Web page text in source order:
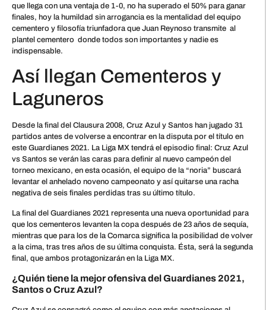
que llega con una ventaja de 1-0, no ha superado el 50% para ganar
finales, hoy la humildad sin arrogancia es la mentalidad del equipo
cementero y filosofía triunfadora que Juan Reynoso transmite al
plantel cementero donde todos son importantes y nadie es
indispensable.
Así llegan Cementeros y
Laguneros
Desde la final del Clausura 2008, Cruz Azul y Santos han jugado 31
partidos antes de volverse a encontrar en la disputa por el título en
este Guardianes 2021. La Liga MX tendrá el episodio final: Cruz Azul
vs Santos se verán las caras para definir al nuevo campeón del
torneo mexicano, en esta ocasión, el equipo de la “noria” buscará
levantar el anhelado noveno campeonato y así quitarse una racha
negativa de seis finales perdidas tras su último título.
La final del Guardianes 2021 representa una nueva oportunidad para
que los cementeros levanten la copa después de 23 años de sequía,
mientras que para los de la Comarca significa la posibilidad de volver
a la cima, tras tres años de su última conquista. Ésta, será la segunda
final, que ambos protagonizarán en la Liga MX.
¿Quién tiene la mejor ofensiva del Guardianes 2021,
Santos o Cruz Azul?